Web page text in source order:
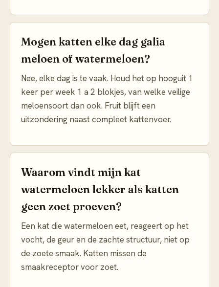
Mogen katten elke dag galia
meloen of watermeloen?
Nee, elke dag is te vaak. Houd het op hooguit 1
keer per week 1 a 2 blokjes, van welke veilige
meloensoort dan ook. Fruit blijft een
uitzondering naast compleet kattenvoer.
Waarom vindt mijn kat
watermeloen lekker als katten
geen zoet proeven?
Een kat die watermeloen eet, reageert op het
vocht, de geur en de zachte structuur, niet op
de zoete smaak. Katten missen de
smaakreceptor voor zoet.